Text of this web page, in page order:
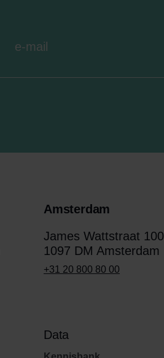
Amsterdam
James Wattstraat 100
1097 DM Amsterdam
+31 20 800 80 00
Data